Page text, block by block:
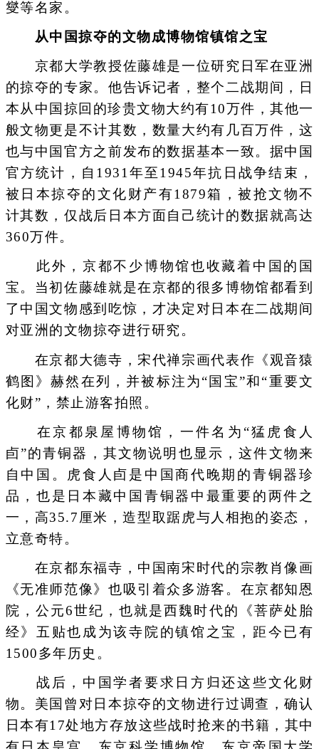
燮等名家。
从中国掠夺的文物成博物馆镇馆之宝
京都大学教授佐藤雄是一位研究日军在亚洲
的掠夺的专家。他告诉记者，整个二战期间，日
本从中国掠回的珍贵文物大约有10万件，其他一
般文物更是不计其数，数量大约有几百万件，这
也与中国官方之前发布的数据基本一致。据中国
官方统计，自1931年至1945年抗日战争结束，
被日本掠夺的文化财产有1879箱，被抢文物不
计其数，仅战后日本方面自己统计的数据就高达
360万件。
此外，京都不少博物馆也收藏着中国的国
宝。当初佐藤雄就是在京都的很多博物馆都看到
了中国文物感到吃惊，才决定对日本在二战期间
对亚洲的文物掠夺进行研究。
在京都大德寺，宋代禅宗画代表作《观音猿
鹤图》赫然在列，并被标注为“国宝”和“重要文
化财”，禁止游客拍照。
在京都泉屋博物馆，一件名为“猛虎食人
卣”的青铜器，其文物说明也显示，这件文物来
自中国。虎食人卣是中国商代晚期的青铜器珍
品，也是日本藏中国青铜器中最重要的两件之
一，高35.7厘米，造型取踞虎与人相抱的姿态，
立意奇特。
在京都东福寺，中国南宋时代的宗教肖像画
《无准师范像》也吸引着众多游客。在京都知恩
院，公元6世纪，也就是西魏时代的《菩萨处胎
经》五贴也成为该寺院的镇馆之宝，距今已有
1500多年历史。
战后，中国学者要求日方归还这些文化财
物。美国曾对日本掠夺的文物进行过调查，确认
日本有17处地方存放这些战时抢来的书籍，其中